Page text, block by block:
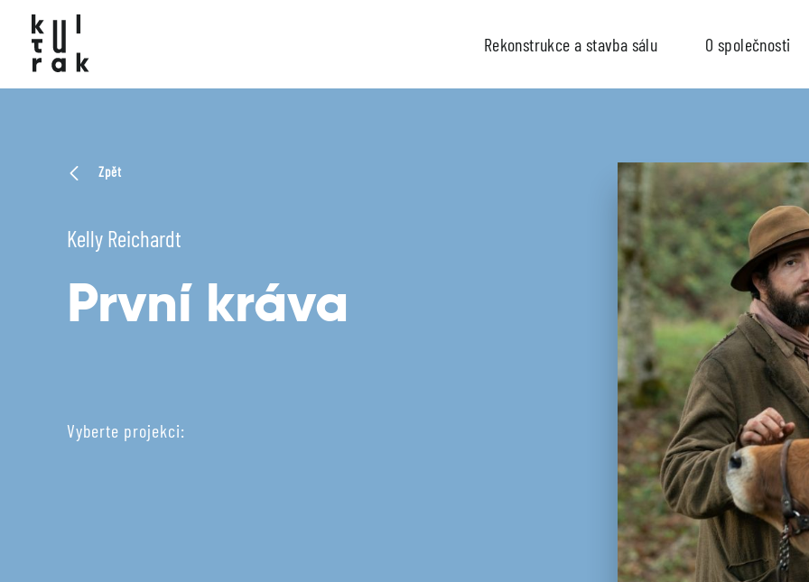
Rekonstrukce a stavba sálu O společnosti
Zpět
Kelly Reichardt
První kráva
Vyberte projekci: